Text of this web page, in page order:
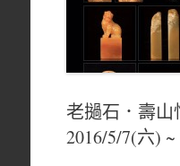
老撾石．壽
2016/5/7(六)